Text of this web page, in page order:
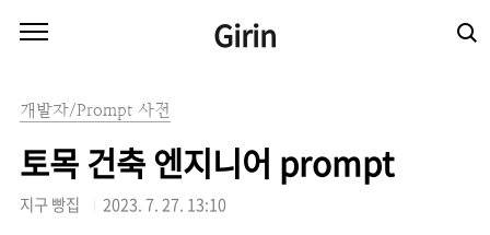
Girin
개발자/Prompt 사전
토목 건축 엔지니어 prompt
지구 빵집 2023. 7. 27. 13:10